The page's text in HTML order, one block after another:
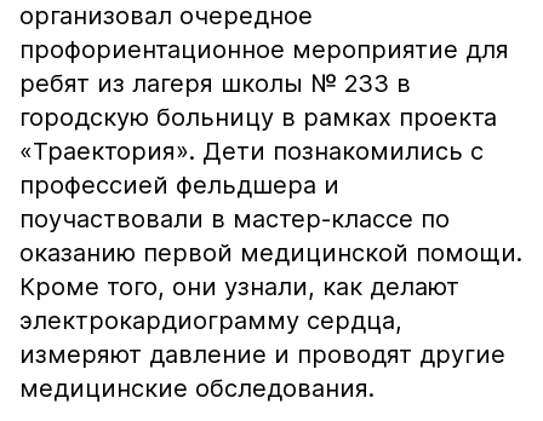
организовал очередное
профориентационное мероприятие для
ребят из лагеря школы № 233 в
городскую больницу в рамках проекта
«Траектория». Дети познакомились с
профессией фельдшера и
поучаствовали в мастер-классе по
оказанию первой медицинской помощи.
Кроме того, они узнали, как делают
электрокардиограмму сердца,
измеряют давление и проводят другие
медицинские обследования.